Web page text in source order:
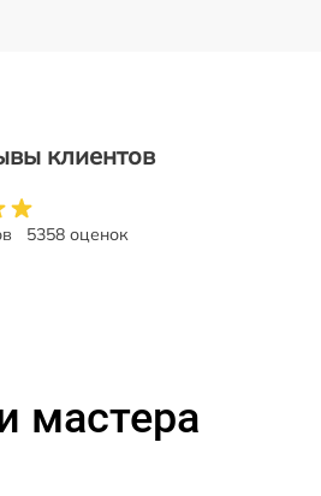
клиентов
5358 оценок
мастера